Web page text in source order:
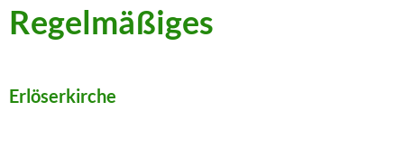
Regelmäßiges
Erlöserkirche